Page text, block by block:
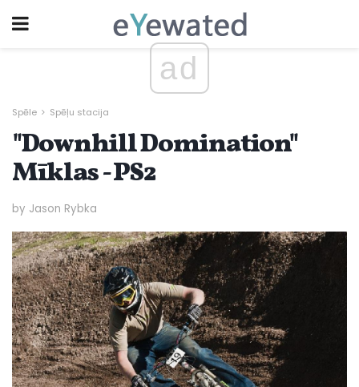
ad
Spēle Spēļu stacija
"Downhill Domination"
Mīklas - PS2
by Jason Rybka